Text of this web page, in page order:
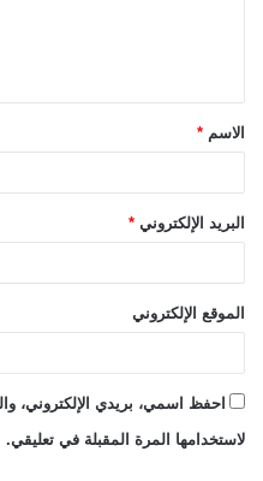
الاسم *
البريد الإلكتروني *
الموقع الإلكتروني
احفظ اسمي، بريدي الإلكتروني،
لاستخدامها المرة المقبلة في تعليقي.